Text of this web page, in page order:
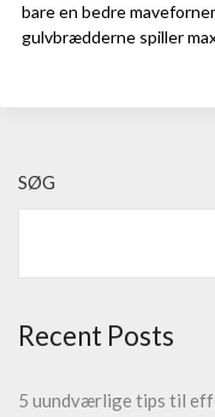
bare en bedre
gulvbrædderne spiller
SØG
Recent Posts
5 uundværlige tips til